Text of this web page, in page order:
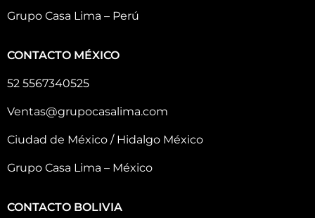
Grupo Casa Lima – Perú
CONTACTO MÉXICO
52 5567340525
Ventas@grupocasalima.com
Ciudad de México / Hidalgo México
Grupo Casa Lima – México
CONTACTO BOLIVIA